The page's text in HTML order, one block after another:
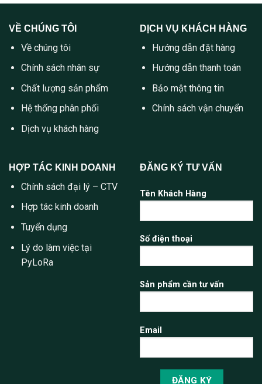
VỀ CHÚNG TÔI
Về chúng tôi
Chính sách nhân sự
Chất lượng sản phẩm
Hệ thống phân phối
Dịch vụ khách hàng
DỊCH VỤ KHÁCH HÀNG
Hướng dẫn đặt hàng
Hướng dẫn thanh toán
Bảo mật thông tin
Chính sách vận chuyển
HỢP TÁC KINH DOANH
Chính sách đại lý – CTV
Hợp tác kinh doanh
Tuyển dụng
Lý do làm việc tại
PyLoRa
ĐĂNG KÝ TƯ VẤN
Tên Khách Hàng
Số điện thoại
Sản phẩm cần tư vấn
Email